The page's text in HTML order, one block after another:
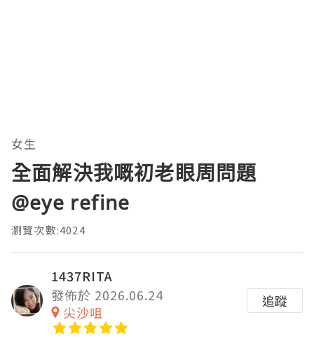
女生
全面解決我嘅初老眼周問題
@eye refine
瀏覽次數:4024
1437RITA
發佈於 2026.06.24
尖沙咀
追蹤